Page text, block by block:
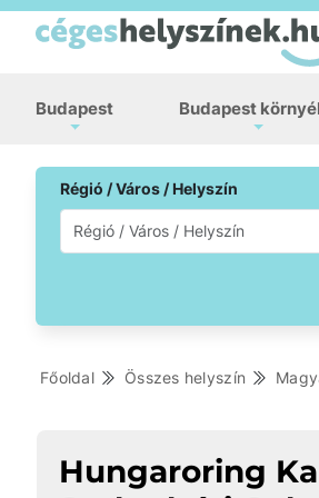
Budapest Budapest
Régió / Város / Helyszín
Főoldal Összes helyszín
Hungaroring